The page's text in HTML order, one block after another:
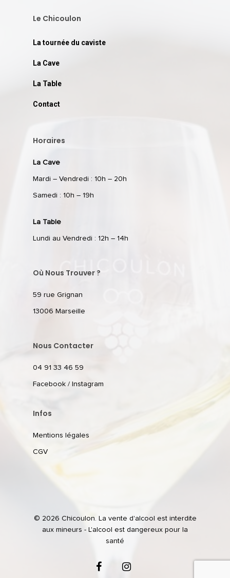
Le Chicoulon
La tournée du caviste
La Cave
La Table
Contact
Horaires
La Cave
Mardi – Vendredi : 10h – 20h
Samedi : 10h – 19h
La Table
Lundi au Vendredi : 12h – 14h
Où Nous Trouver ?
59 rue Grignan
13006 Marseille
Nous Contacter
04 91 33 46 59
Facebook / Instagram
Infos
Mentions légales
CGV
© 2026 Chicoulon. La vente d'alcool est interdite
aux mineurs - L'alcool est dangereux pour la
santé